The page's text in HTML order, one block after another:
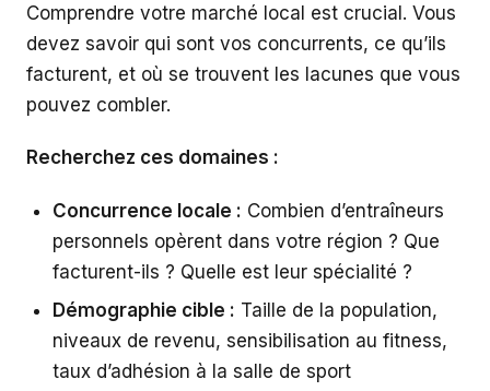
Comprendre votre marché local est crucial. Vous
devez savoir qui sont vos concurrents, ce qu’ils
facturent, et où se trouvent les lacunes que vous
pouvez combler.
Recherchez ces domaines :
Concurrence locale : Combien d’entraîneurs
personnels opèrent dans votre région ? Que
facturent-ils ? Quelle est leur spécialité ?
Démographie cible : Taille de la population,
niveaux de revenu, sensibilisation au fitness,
taux d’adhésion à la salle de sport